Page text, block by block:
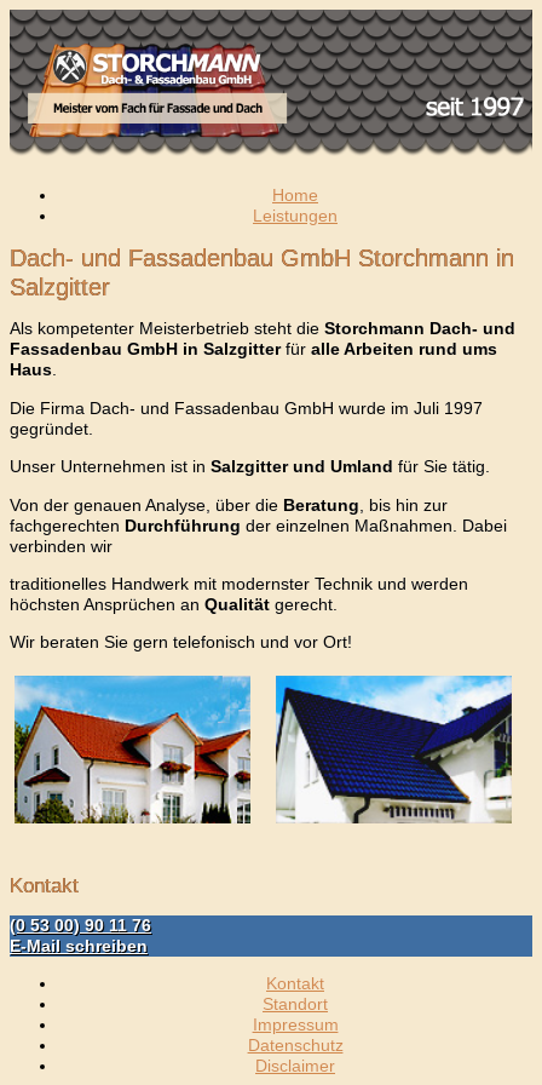
Home
Leistungen
Dach- und Fassadenbau GmbH Storchmann in
Salzgitter
Als kompetenter Meisterbetrieb steht die Storchmann Dach- und
Fassadenbau GmbH in Salzgitterfür alle Arbeiten rund ums
Haus.
Die Firma Dach- und Fassadenbau GmbH wurde im Juli 1997
gegründet.
Unser Unternehmen ist in Salzgitter und Umland für Sie tätig.
Von der genauen Analyse, über die Beratung , bis hin zur
fachgerechten Durchführung der einzelnen Maßnahmen. Dabei
verbinden wir
traditionelles Handwerk mit modernster Technik und werden
höchsten Ansprüchen an Qualität gerecht.
Wir beraten Sie gern telefonisch und vor Ort!
Kontakt
(0 53 00) 90 11 76
E-Mail schreiben
Kontakt
Standort
Impressum
Datenschutz
Disclaimer